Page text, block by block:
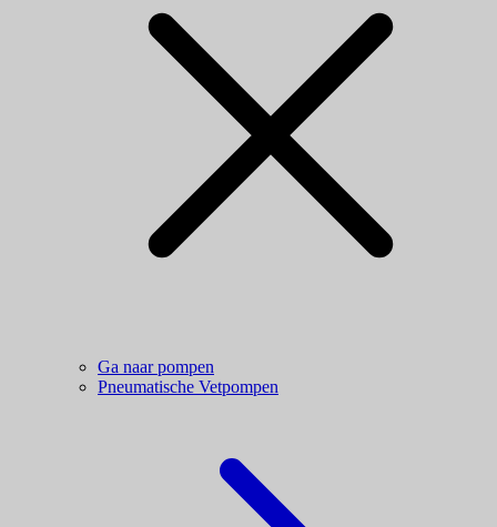
Ga naar pompen
Pneumatische Vetpompen